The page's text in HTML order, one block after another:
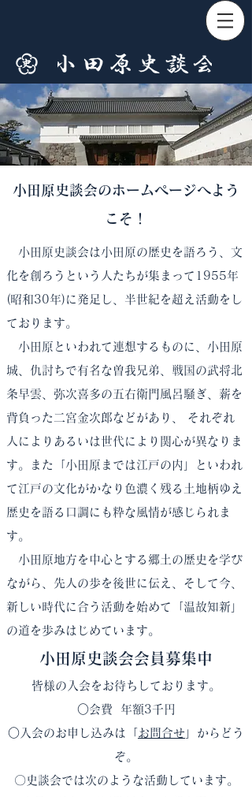
小田原史談会のホームページへよう
こそ！
小田原史談会は小田原の歴史を語ろう、文
化を創ろうという人たちが集まって1955年
(昭和30年)に発足し、半世紀を超え活動をし
ております。
小田原といわれて連想するものに、小田原
城、仇討ちで有名な曽我兄弟、戦国の武将北
条早雲、弥次喜多の五右衛門風呂騒ぎ、薪を
背負った二宮金次郎などがあり、 それぞれ
人によりあるいは世代により関心が異なりま
す。また「小田原までは江戸の内」といわれ
て江戸の文化がかなり色濃く残る土地柄ゆえ
歴史を語る口調にも粋な風情が感じられま
す。
小田原地方を中心とする郷土の歴史を学び
ながら、先人の歩を後世に伝え、そして今、
新しい時代に合う活動を始めて「温故知新」
の道を歩みはじめています。
小田原史談会会員募集中
皆様の入会をお待ちしております。
○会費 年額3千円
○入会のお申し込みは「 お問合せ 」からどう
ぞ。
〇史談会では次のような活動しています。